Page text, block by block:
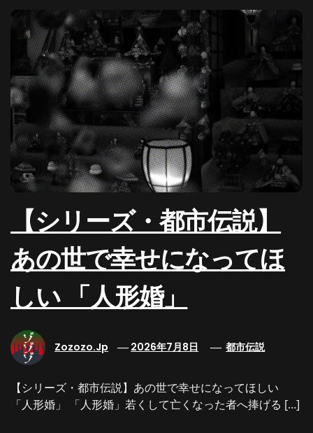
【シリーズ・都市伝説】
あの世で幸せになってほ
しい 「人形婚」
Zozozo.jp 2026年7月8日 都市伝説
【シリーズ・都市伝説】あの世で幸せになってほしい
「人形婚」 「人形婚」若くして亡くなった者へ捧げる […]